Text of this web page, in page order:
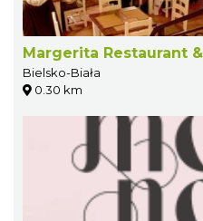
Margerita Restaurant
Bielsko-Biała
0.30 km